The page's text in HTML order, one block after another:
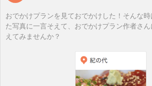
おでかけプランを見ておでかけした！そんな
た写真に一言そえて、おでかけプラン作者さ
えてみませんか？